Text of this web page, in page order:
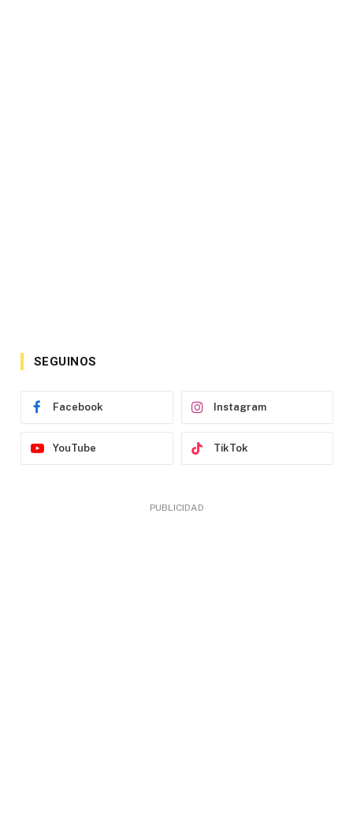
SEGUINOS
Facebook Instagram
YouTube TikTok
PUBLICIDAD